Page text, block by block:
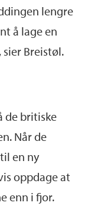
lengre
å lage en
Breistøl.
de britiske
Når de
en ny
oppdage at
enn i fjor.